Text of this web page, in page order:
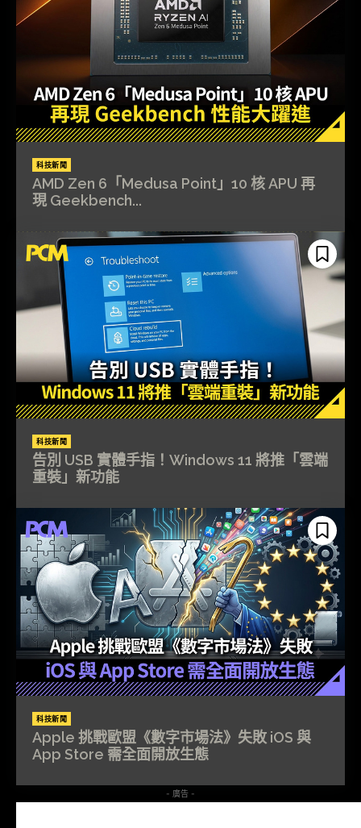
科技新聞
AMD Zen 6「Medusa Point」10 核 APU 再
現 Geekbench...
科技新聞
告別 USB 實體手指！Windows 11 將推「雲端
重裝」新功能
科技新聞
Apple 挑戰歐盟《數字市場法》失敗 iOS 與
App Store 需全面開放生態
- 廣告 -